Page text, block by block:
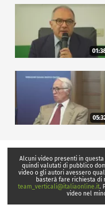
Alcuni video presenti in
quindi valutati di pubblico
video o gli autori avessero
basterà fare richiesta di
team_verticali@italiaonline.it.
video nel